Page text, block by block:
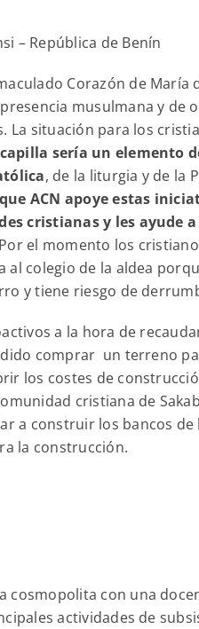
– República de Benín
Corazón de María
musulmana y de
La situación para los
sería un elemento
, de la liturgia y de la
ACN apoye estas
cristianas y les ayude
Por el momento los
al colegio de la aldea
y tiene riesgo de
a la hora de
comprar un terreno
los costes de
cristiana de
a construir los bancos de
la construcción.
cosmopolita con una
actividades de